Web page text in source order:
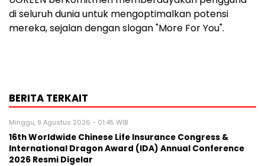
di seluruh dunia untuk mengoptimalkan potensi
mereka, sejalan dengan slogan"More For You".
BERITA TERKAIT
Minggu, 9 Agustus 2026 - 01:45 WIB
16th Worldwide Chinese Life Insurance Congress &
International Dragon Award (IDA) Annual Conference
2026 Resmi Digelar